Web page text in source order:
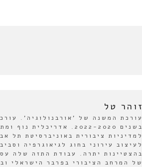
זוהר טל
עורכת המשנה של 'אורבנולוגיה'.
בשנים 2022-2020.
למדיניות ציבורית באוניברסיטת תל
לעיצוב עירוני בחוג לגיאוגרפיה
בהצטיינות יתרה. עבודת התזה שלה
של המרחב הציבורי בפרבר הישראלי